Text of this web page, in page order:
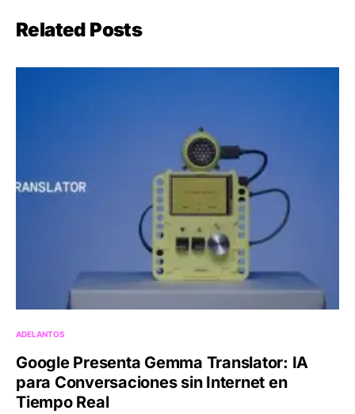
Related Posts
ADELANTOS
Google Presenta Gemma Translator: IA
para Conversaciones sin Internet en
Tiempo Real